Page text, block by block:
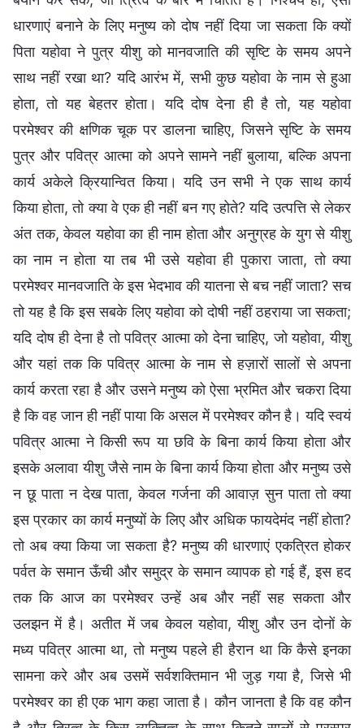
धारणाएं बनाने के लिए मनुष्य को दोष नहीं दिया जा सकता कि क्यों
पिता यहोवा ने पुत्र यीशु को मानवजाति की सृष्टि के समय अपने
साथ नहीं रखा था? यदि आरंभ में, सभी कुछ यहोवा के नाम से हुआ
होता, तो यह बेहतर होता। यदि दोष देना ही है तो, यह यहोवा
परमेश्वर की क्षणिक चूक पर डालना चाहिए, जिसने सृष्टि के समय
पुत्र और पवित्र आत्मा को अपने सामने नहीं बुलाया, बल्कि अपना
कार्य अकेले क्रियान्वित किया। यदि उन सभी ने एक साथ कार्य
किया होता, तो क्या वे एक ही नहीं बन गए होते? यदि उत्पत्ति से लेकर
अंत तक, केवल यहोवा का ही नाम होता और अनुग्रह के युग से यीशु
का नाम न होता या तब भी उसे यहोवा ही पुकारा जाता, तो क्या
परमेश्वर मानवजाति के इस भेदभाव की यातना से बच नहीं जाता? सच
तो यह है कि इस सबके लिए यहोवा को दोषी नहीं ठहराया जा सकता;
यदि दोष ही देना है तो पवित्र आत्मा को देना चाहिए, जो यहोवा, यीशु
और यहां तक कि पवित्र आत्मा के नाम से हज़ारों सालों से अपना
कार्य करता रहा है और उसने मनुष्य को ऐसा भ्रमित और चकरा दिया
है कि वह जान ही नहीं पाया कि असल में परमेश्वर कौन है। यदि स्वयं
पवित्र आत्मा ने किसी रूप या छवि के बिना कार्य किया होता और
इसके अलावा यीशु जैसे नाम के बिना कार्य किया होता और मनुष्य उसे
न छू पाता न देख पाता, केवल गर्जना की आवाज़ सुन पाता तो क्या
इस प्रकार का कार्य मनुष्यों के लिए और अधिक फायदेमंद नहीं होता?
तो अब क्या किया जा सकता है? मनुष्य की धारणाएं एकत्रित होकर
पर्वत के समान ऊँची और समुद्र के समान व्यापक हो गई हैं, इस हद
तक कि आज का परमेश्वर उन्हें अब और नहीं सह सकता और
उलझन में है। अतीत में जब केवल यहोवा, यीशु और उन दोनों के
मध्य पवित्र आत्मा था, तो मनुष्य पहले ही हैरान था कि कैसे इनका
सामना करे और अब उसमें सर्वशक्तिमान भी जुड़ गया है, जिसे भी
परमेश्वर का ही एक भाग कहा जाता है। कौन जानता है कि वह कौन